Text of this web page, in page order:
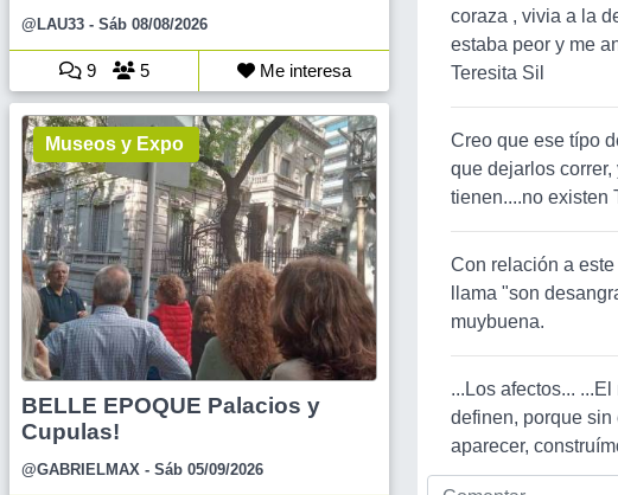
@LAU33 - Sáb 08/08/2026
9 5 Me interesa
Museos y Expo
BELLE EPOQUE Palacios y
Cupulas!
@GABRIELMAX - Sáb 05/09/2026
coraza , vivia a la
estaba peor y me
Teresita Sil
Creo que ese típo
que dejarlos
tienen....no existen
Con relación a
llama "son
muybuena.
...Los afectos...
definen, porque sin
aparecer,